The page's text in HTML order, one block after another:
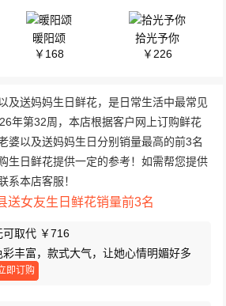
暖阳颂
￥168
拾光予你
￥226
及送妈妈生日鲜花，是日常生活中最常见
年第32周，本店根据客户网上订购鲜花
婆以及送妈妈生日分别销量最高的前3名
生日鲜花提供一定的参考！如需帮您提供
系本店客服！
送女友生日鲜花销量前3名
可取代 ￥716
彩丰富，款式大气，让她心情明媚好多
！
即订购